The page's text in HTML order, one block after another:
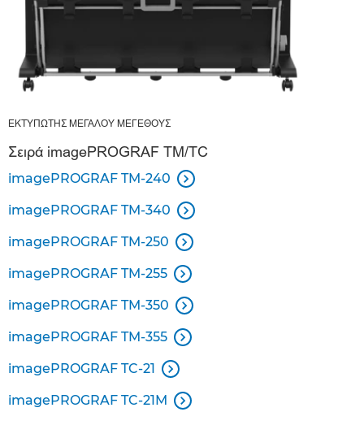
ΕΚΤΥΠΩΤΗΣ ΜΕΓΑΛΟΥ ΜΕΓΕΘΟΥΣ
Σειρά imagePROGRAF TM/TC
imagePROGRAF TM-240 
imagePROGRAF TM-340 
imagePROGRAF TM-250 
imagePROGRAF TM-255 
imagePROGRAF TM-350 
imagePROGRAF TM-355 
imagePROGRAF TC-21 
imagePROGRAF TC-21M 